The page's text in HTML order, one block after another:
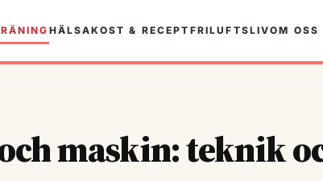
HÄLSAKOST & RECEPT FRILUFTSLIVOM OSS
maskin: teknik